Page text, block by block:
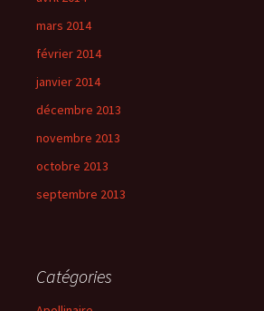
mars 2014
février 2014
janvier 2014
décembre 2013
novembre 2013
octobre 2013
septembre 2013
Catégories